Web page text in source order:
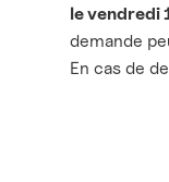
le vendredi
demande
En cas de